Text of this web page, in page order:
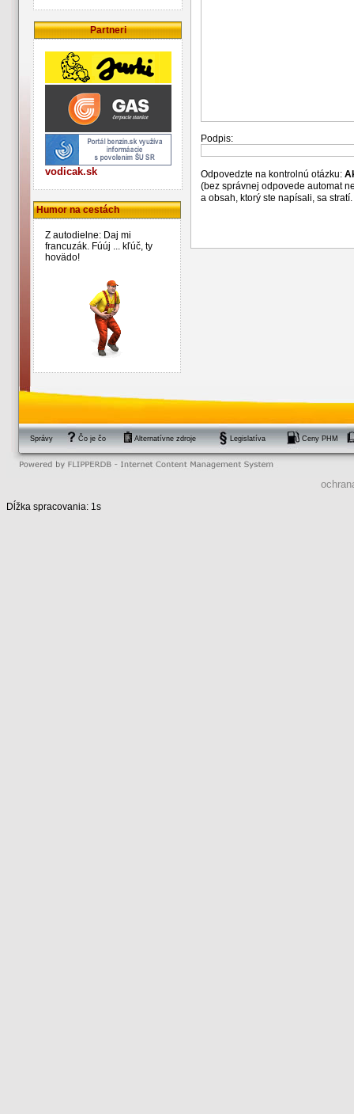
Partneri
vodicak.sk
Humor na cestách
Z autodielne: Daj mi
francuzák. Fúúj ... kľúč, ty
hovädo!
Podpis:
Odpovedzte na kontrolnú otázku:
(bez správnej odpovede automat
a obsah, ktorý ste napísali, sa
Správy Čo je čo Alternatívne zdroje Legislatíva Ceny PHM
Dĺžka spracovania: 1s